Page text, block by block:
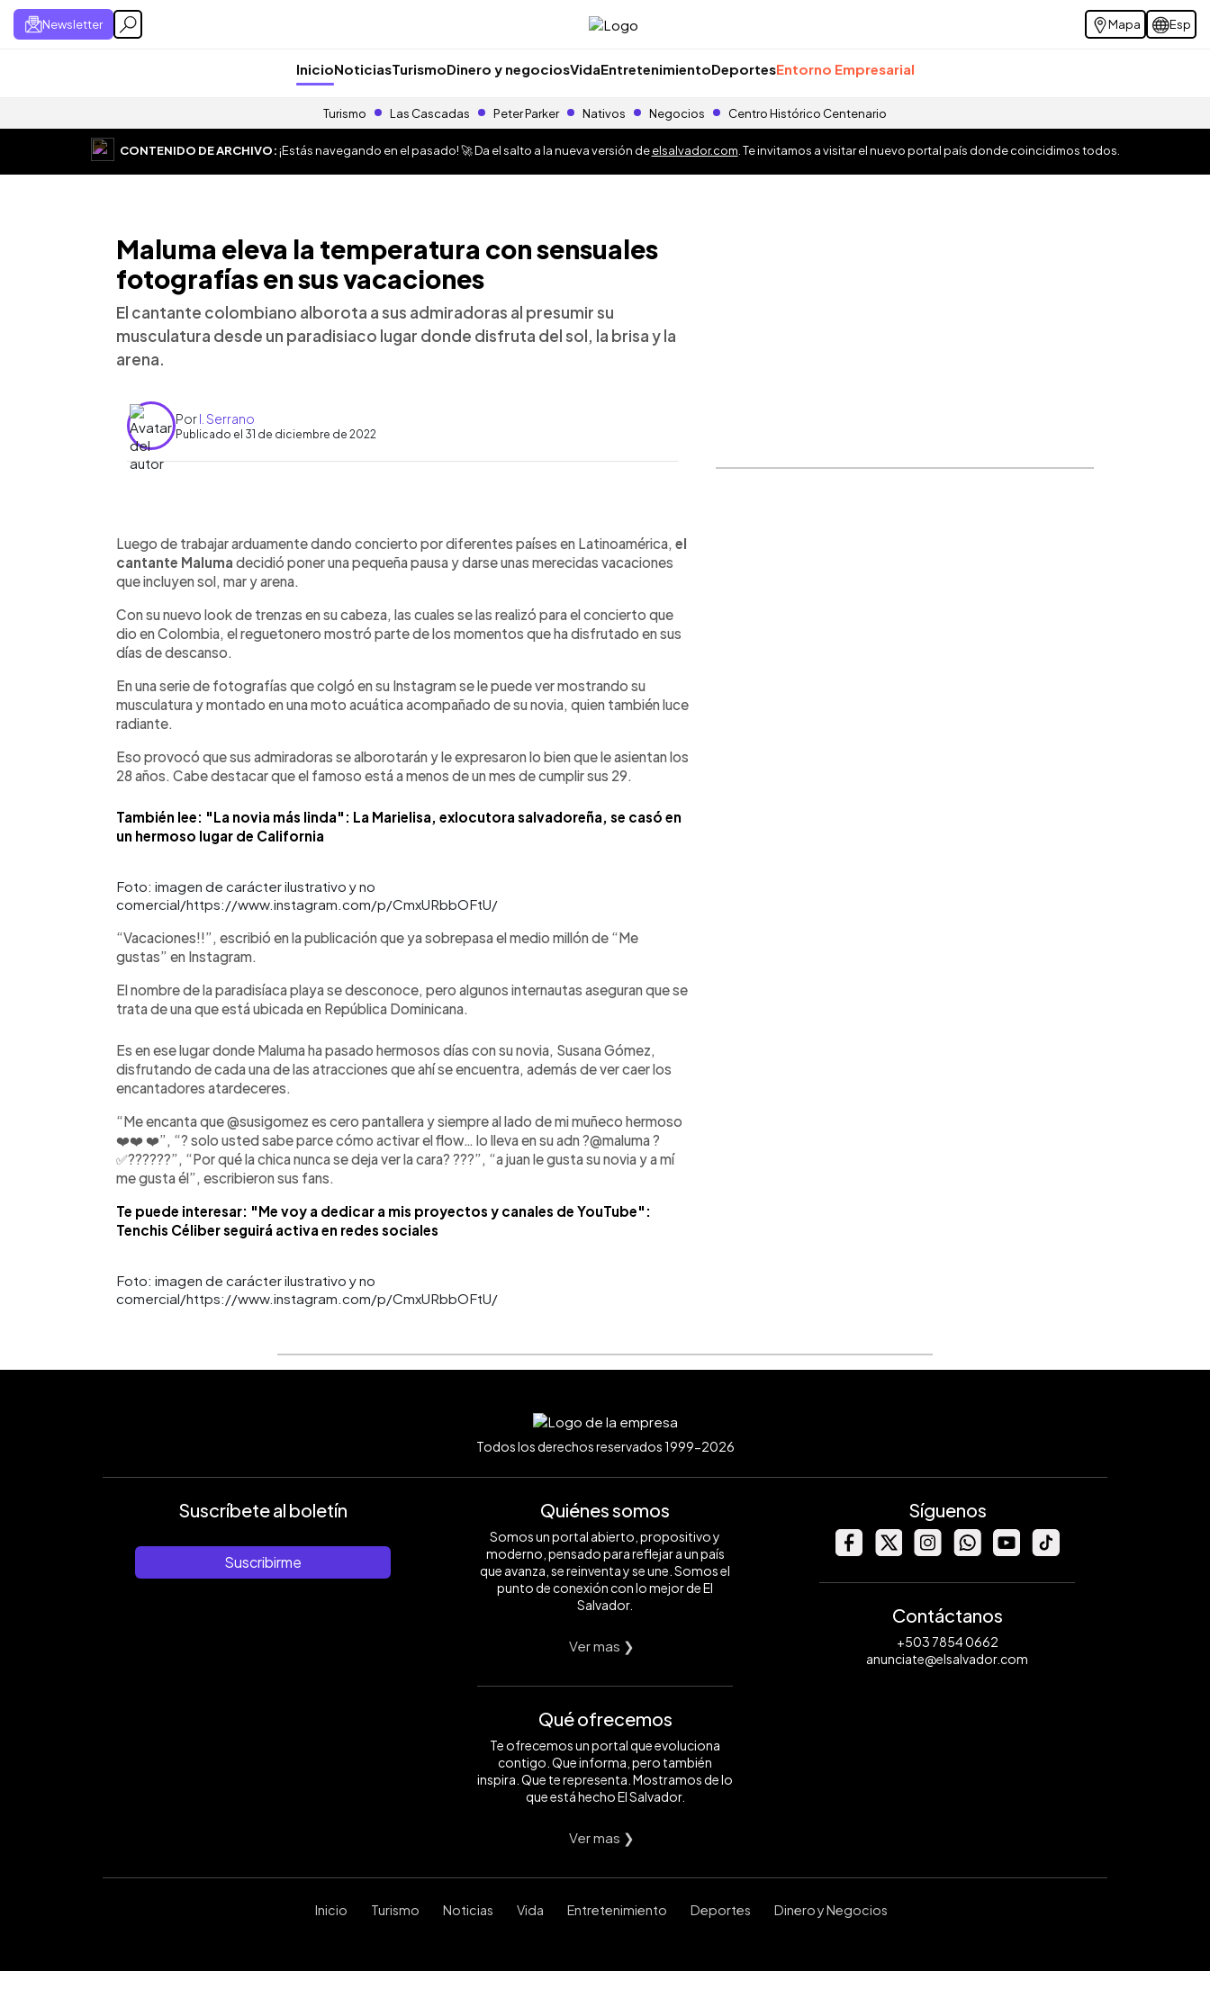
Newsletter Mapa Esp
InicioNoticiasTurismoDinero y negociosVidaEntretenimientoDeportesEntorno Empresarial
Turismo Las Cascadas Peter Parker Nativos Negocios Centro Histórico Centenario
CONTENIDO DE ARCHIVO:¡Estás navegando en el pasado! 🚀 Da el salto a la nueva versión deelsalvador.com . Te invitamos a visitar el nuevo portal país donde coincidimos todos.
Maluma eleva la temperatura con sensuales
fotografías en sus vacaciones
El cantante colombiano alborota a sus admiradoras al presumir su
musculatura desde un paradisiaco lugar donde disfruta del sol, la brisa y la
arena.
PorI. Serrano
Publicado el 31 de diciembre de 2022
► Escuchar artículo
Luego de trabajar arduamente dando concierto por diferentes países en Latinoamérica, el
cantante Maluma decidió poner una pequeña pausa y darse unas merecidas vacaciones
que incluyen sol, mar y arena.
Con su nuevo look de trenzas en su cabeza, las cuales se las realizó para el concierto que
dio en Colombia, el reguetonero mostró parte de los momentos que ha disfrutado en sus
días de descanso.
En una serie de fotografías que colgó en su Instagram se le puede ver mostrando su
musculatura y montado en una moto acuática acompañado de su novia, quien también luce
radiante.
Eso provocó que sus admiradoras se alborotarán y le expresaron lo bien que le asientan los
28 años. Cabe destacar que el famoso está a menos de un mes de cumplir sus 29.
También lee: "La novia más linda": La Marielisa, exlocutora salvadoreña, se casó en
un hermoso lugar de California
Foto: imagen de carácter ilustrativo y no
comercial/https://www.instagram.com/p/CmxURbbOFtU/
“Vacaciones!!”, escribió en la publicación que ya sobrepasa el medio millón de “Me
gustas” en Instagram.
El nombre de la paradisíaca playa se desconoce, pero algunos internautas aseguran que se
trata de una que está ubicada en República Dominicana.
Es en ese lugar donde Maluma ha pasado hermosos días con su novia, Susana Gómez,
disfrutando de cada una de las atracciones que ahí se encuentra, además de ver caer los
encantadores atardeceres.
“Me encanta que @susigomez es cero pantallera y siempre al lado de mi muñeco hermoso
❤️❤️ ❤️”, “? solo usted sabe parce cómo activar el flow… lo lleva en su adn ?@maluma ?
✅??????”, “Por qué la chica nunca se deja ver la cara? ???”, “a juan le gusta su novia y a mí
me gusta él”, escribieron sus fans.
Te puede interesar: "Me voy a dedicar a mis proyectos y canales de YouTube":
Tenchis Céliber seguirá activa en redes sociales
Foto: imagen de carácter ilustrativo y no
comercial/https://www.instagram.com/p/CmxURbbOFtU/
Todos los derechos reservados 1999-2026
Suscríbete al boletín
Suscribirme
Quiénes somos
Somos un portal abierto, propositivo y
moderno, pensado para reflejar a un país
que avanza, se reinventa y se une. Somos el
punto de conexión con lo mejor de El
Salvador.
Ver mas ❯
Qué ofrecemos
Te ofrecemos un portal que evoluciona
contigo. Que informa, pero también
inspira. Que te representa. Mostramos de lo
que está hecho El Salvador.
Ver mas ❯
Síguenos
Contáctanos
+503 7854 0662
anunciate@elsalvador.com
Inicio Turismo Noticias Vida Entretenimiento Deportes Dinero y Negocios